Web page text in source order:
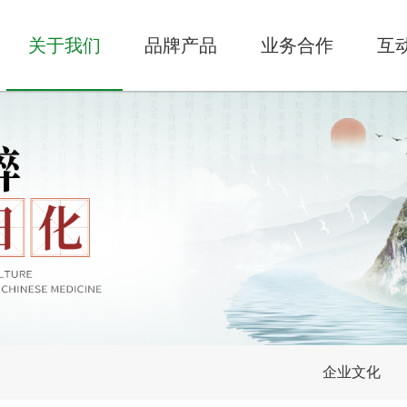
关于我们 品牌产品 业务合作 互
企业文化